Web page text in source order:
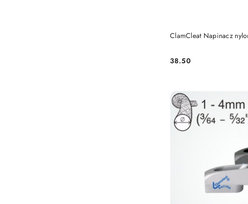
ClamCleat Napinacz
Cena:
38.50
DO